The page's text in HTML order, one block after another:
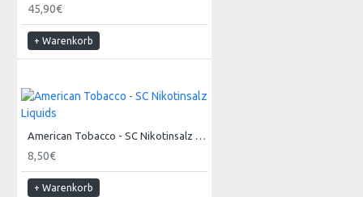
45,90€
+ Warenkorb
American Tobacco - SC Nikotinsalz Liquids
8,50€
+ Warenkorb